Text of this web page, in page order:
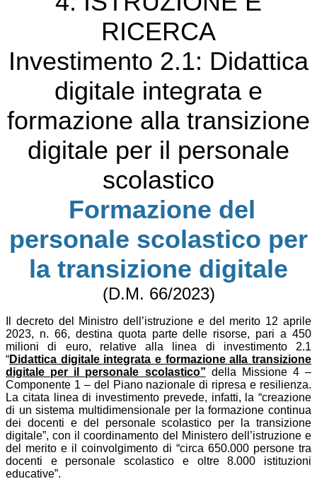
RICERCA
Investimento 2.1: Didattica
digitale integrata e
formazione alla transizione
digitale per il personale
scolastico
Formazione del
personale scolastico per
la transizione digitale
(D.M. 66/2023)
Il decreto del Ministro dell’istruzione e del merito 12 aprile
2023, n. 66, destina quota parte delle risorse, pari a 450
milioni di euro, relative alla linea di investimento 2.1
“Didattica digitale integrata e formazione alla transizione
digitale per il personale scolastico” della Missione 4 –
Componente 1 – del Piano nazionale di ripresa e resilienza.
La citata linea di investimento prevede, infatti, la “creazione
di un sistema multidimensionale per la formazione continua
dei docenti e del personale scolastico per la transizione
digitale”, con il coordinamento del Ministero dell’istruzione e
del merito e il coinvolgimento di “circa 650.000 persone tra
docenti e personale scolastico e oltre 8.000 istituzioni
educative”.